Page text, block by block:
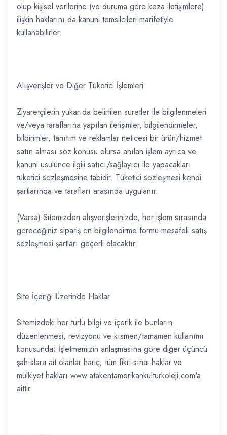
olup kişisel verilerine (ve duruma göre keza iletişimlere)
ilişkin haklarını da kanuni temsilcileri marifetiyle
kullanabilirler.
Alışverişler ve Diğer Tüketici İşlemleri
Ziyaretçilerin yukarıda belirtilen suretler ile bilgilenmeleri
ve/veya taraflarına yapılan iletişimler, bilgilendirmeler,
bildirimler, tanıtım ve reklamlar neticesi bir ürün/hizmet
satın alması söz konusu olursa anılan işlem ayrıca ve
kanuni usulünce ilgili satıcı/sağlayıcı ile yapacakları
tüketici sözleşmesine tabidir. Tüketici sözleşmesi kendi
şartlarında ve tarafları arasında uygulanır.
(Varsa) Sitemizden alışverişlerinizde, her işlem sırasında
göreceğiniz sipariş ön bilgilendirme formu-mesafeli satış
sözleşmesi şartları geçerli olacaktır.
Site İçeriği Üzerinde Haklar
Sitemizdeki her türlü bilgi ve içerik ile bunların
düzenlenmesi, revizyonu ve kısmen/tamamen kullanımı
konusunda; İşletmemizin anlaşmasına göre diğer üçüncü
şahıslara ait olanlar hariç; tüm fikri-sınai haklar ve
mülkiyet hakları www.atakentamerikankulturkoleji.com'a
aittir.